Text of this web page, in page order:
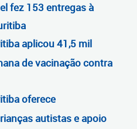
fez 153 entregas à
aplicou 41,5 mil
de vacinação contra
oferece
autistas e apoio